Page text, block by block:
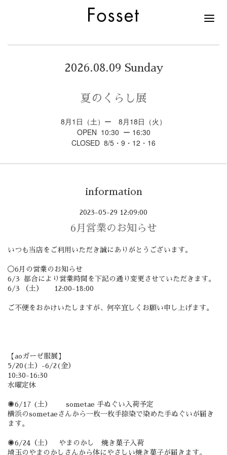
2026.08.09 Sunday
夏のくらし展
8月1日（土）ー 8月18日（火）
OPEN 10:30 ー 16:30
CLOSED 8/5・9・12・16
information
2023-05-29 12:09:00
6月営業のお知らせ
いつも当店をご利用いただき誠にありがとうございます。
◯6月の営業のお知らせ
6/3 都合により営業時間を下記の通り変更させていただきます。
6/3 （土） 12:00-18:00
ご不便をおかけいたしますが、何卒宜しくお願い申し上げます。
【aoガーゼ服展】
5/20(土）-6/2(金）
10:30-16:30
水曜定休
◉6/17 (土） sometae 手ぬぐい入荷予定
横浜のsometaeさんから一枚一枚手捺染で染めた手ぬぐいが届き
ます。
◉6/24（土） やまのかし 焼き菓子入荷
埼玉のやまのかしさんから体にやさしい焼き菓子が届きます。